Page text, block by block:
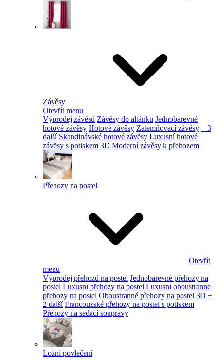
Závěsy
Otevřít menu
Výprodej závěsů Závěsy do altánku Jednobarevné
hotové závěsy Hotové závěsy Zatemňovací závěsy + 3
další Skandinávské hotové závěsy Luxusní hotové
závěsy s potiskem 3D Moderní závěsy k přehozem
Přehozy na postel
Otevřít
menu
Výprodej přehozů na postel Jednobarevné přehozy na
postel Luxusní přehozy na postel Luxusní oboustranné
přehozy na postel Oboustranné přehozy na postel 3D +
2 další Francouzské přehozy na postel s potiskem
Přehozy na sedací soupravy
Ložní povlečení